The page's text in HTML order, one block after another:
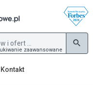
zaawansowane
Kontakt